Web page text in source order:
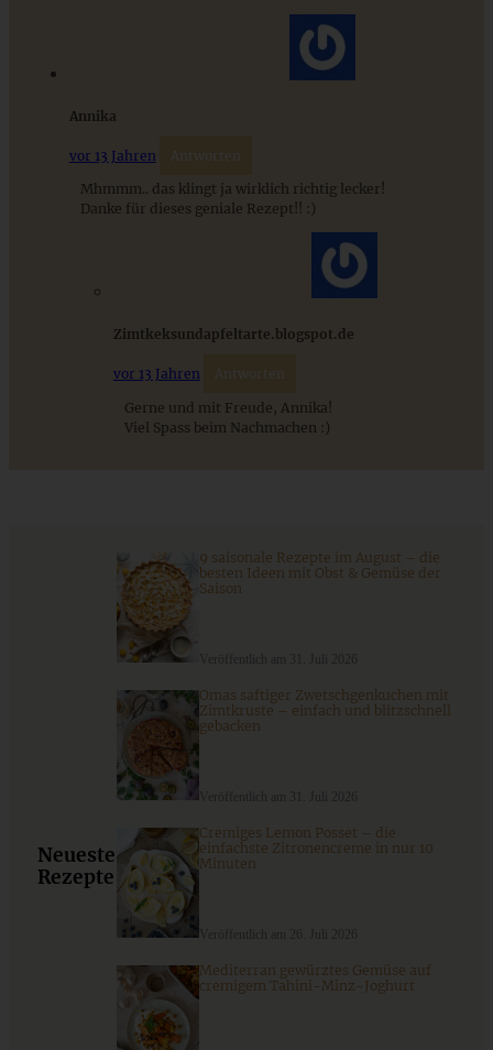
Fluffige und weiche Schokobrötchen aus Hefeteig
nur 10 Minuten
Annika
vor 13 Jahren Antworten
Mhmmm.. das klingt ja wirklich richtig lecker!
Danke für dieses geniale Rezept!! :)
Zimtkeksundapfeltarte.blogspot.de
vor 13 Jahren Antworten
Gerne und mit Freude, Annika!
Viel Spass beim Nachmachen :)
Neueste
Rezepte
9 saisonale Rezepte im August – die
besten Ideen mit Obst & Gemüse der
Saison
Omas saftiger Zwetschgenkuchen mit
Zimtkruste – einfach und blitzschnell
gebacken
Cremiges Lemon Posset – die
einfachste Zitronencreme in nur 10
Minuten
Mediterran gewürztes Gemüse auf
cremigem Tahini-Minz-Joghurt